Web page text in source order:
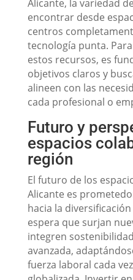
Alicante, la variedad
encontrar desde
centros
tecnología punta.
estos recursos, es
objetivos claros y
alineen con las
cada profesional o
Futuro y
espacios
región
El futuro de los
Alicante es
hacia la
espera que surjan
integren
avanzada,
fuerza laboral cada